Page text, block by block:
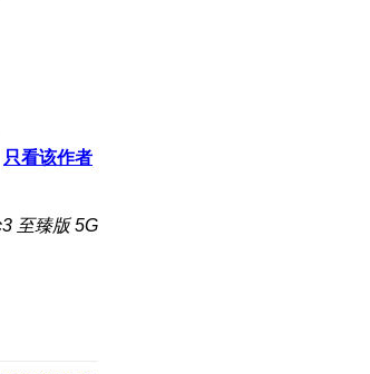
只看该作者
至臻版 5G